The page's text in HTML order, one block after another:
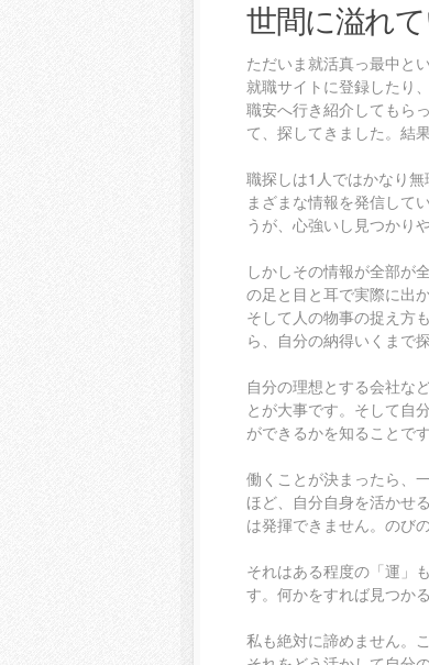
世間に溢れ
ただいま就活真っ最中と
就職サイトに登録したり
職安へ行き紹介してもら
て、探してきました。結
職探しは1人ではかなり
まざまな情報を発信して
うが、心強いし見つかり
しかしその情報が全部が
の足と目と耳で実際に出
そして人の物事の捉え方
ら、自分の納得いくまで
自分の理想とする会社な
とが大事です。そして自
ができるかを知ることです
働くことが決まったら、
ほど、自分自身を活かせ
は発揮できません。のび
それはある程度の「運」
す。何かをすれば見つか
私も絶対に諦めません。